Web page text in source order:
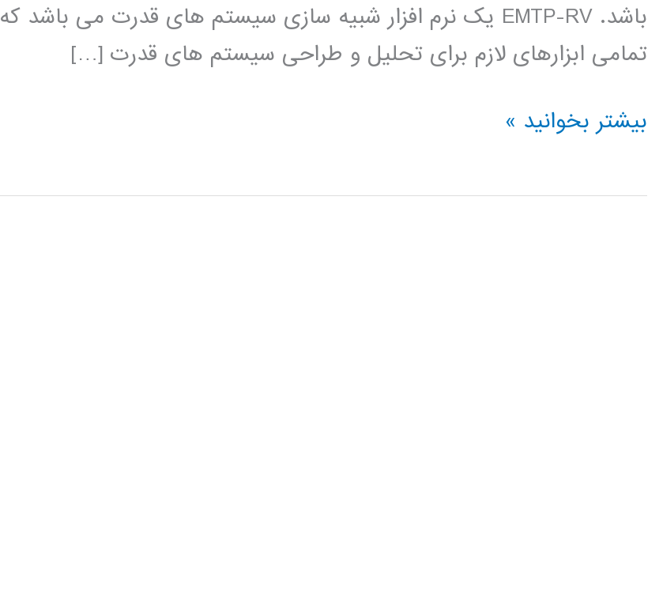
باشد. EMTP-RV یک نرم افزار شبیه سازی سیستم های قدرت می باشد که
تمامی ابزارهای لازم برای تحلیل و طراحی سیستم های قدرت […]
فیلم
فارسی
بیشتر بخوانید »